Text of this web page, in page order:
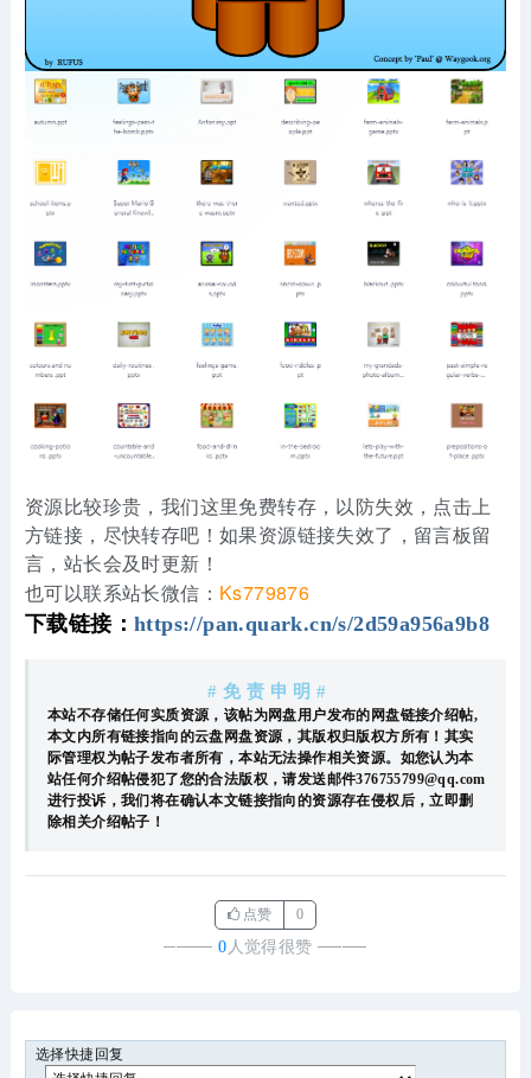
资源比较珍贵，我们这里免费转存，以防失效，点击上
方链接，尽快转存吧！如果资源链接失效了，留言板留
言，站长会及时更新！
也可以联系站长微信： Ks779876
下载链接： https://pan.quark.cn/s/2d59a956a9b8
# 免 责 申 明 #
本站不存储任何实质资源，该帖为网盘用户发布的网盘链接介绍帖,
本文内所有链接指向的云盘网盘资源，其版权归版权方所有！其实
际管理权为帖子发布者所有，本站无法操作相关资源。如您认为本
站任何介绍帖侵犯了您的合法版权，请发送邮件376755799@qq.com
进行投诉，我们将在确认本文链接指向的资源存在侵权后，立即删
除相关介绍帖子！
点赞 0
────0 人觉得很赞 ────
选择快捷回复